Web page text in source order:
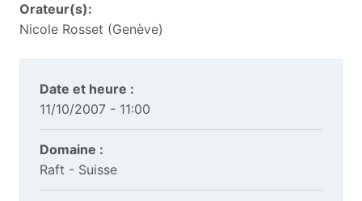
Orateur(s):
Nicole Rosset (Genève)
Date et heure :
11/10/2007 - 11:00
Domaine :
Raft - Suisse